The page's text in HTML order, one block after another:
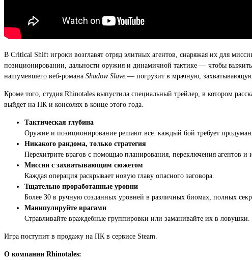
В Critical Shift игроки возглавят отряд элитных агентов, снаряжая их для
позиционировании, дальности оружия и динамичной тактике — чтобы
нашумевшего веб-романа Shadow Slave — погрузит в мрачную,
Кроме того, студия Rhinotales выпустила специальный трейлер, в котором
выйдет на ПК и консолях в конце этого года.
Тактическая глубина
Оружие и позиционирование решают всё: каждый бой требует
Никакого рандома, только стратегия
Перехитрите врагов с помощью планирования, переключения агентов
Миссии с захватывающим сюжетом
Каждая операция раскрывает новую главу опасного заговора.
Тщательно проработанные уровни
Более 30 в ручную созданных уровней в различных биомах, полных
Манипулируйте врагами
Стравливайте враждебные группировки или заманивайте их в ловушки.
Игра поступит в продажу на ПК в сервисе Steam.
О компании Rhinotales: